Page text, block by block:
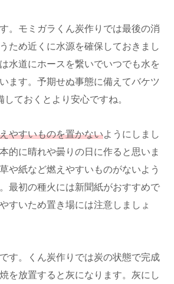
。モミガラくん炭作りでは最後の消
ため近くに水源を確保しておきまし
水道にホースを繋いでいつでも水を
ます。予期せぬ事態に備えてバケツ
ておくとより安心ですね。
やすいものを置かないようにしまし
的に晴れや曇りの日に作ると思いま
や紙など燃えやすいものがないよう
最初の種火には新聞紙がおすすめで
すいため置き場には注意しましょ
です。くん炭作りでは炭の状態で完成
を放置すると灰になります。灰にし